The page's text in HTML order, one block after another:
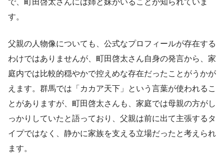
で、町田啓太さんには姉と妹がいることが知られていま
す。
父親の人物像についても、公式なプロフィールが存在する
わけではありませんが、町田啓太さん自身の発言から、家
庭内では比較的穏やかで控えめな存在だったことがうかが
えます。群馬では「カカア天下」という言葉が使われるこ
とがありますが、町田啓太さんも、家庭では母親の方がし
っかりしていたと語っており、父親は前に出て主張するタ
イプではなく、静かに家族を支える立場だったと考えられ
ます。